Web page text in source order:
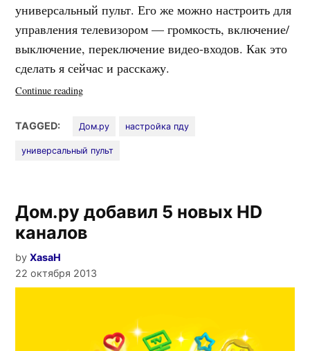
универсальный пульт. Его же можно настроить для
управления телевизором — громкость, включение/
выключение, переключение видео-входов. Как это
сделать я сейчас и расскажу.
Continue reading«Настройка
Дом.ру»
TAGGED: Дом.ру настройка пду
универсальный пульт
Дом.ру добавил 5 новых HD
каналов
by XasaH
22 октября 2013